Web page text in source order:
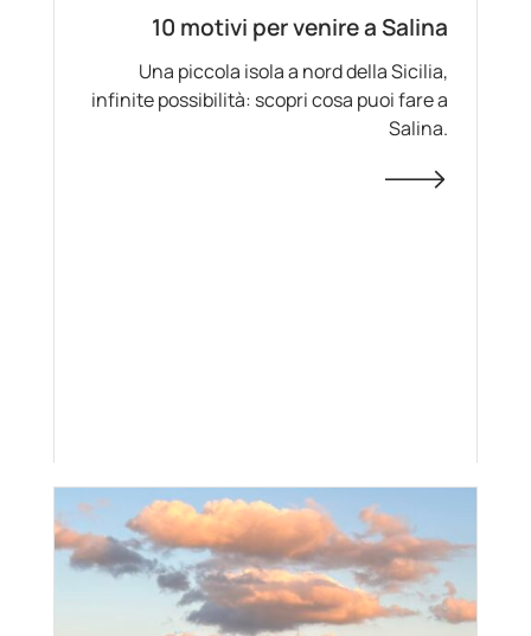
10 motivi per venire a Salina
Una piccola isola a nord della Sicilia,
infinite possibilità: scopri cosa puoi fare a
Salina.